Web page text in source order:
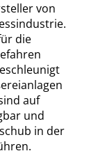
von
die
auf
und
in der